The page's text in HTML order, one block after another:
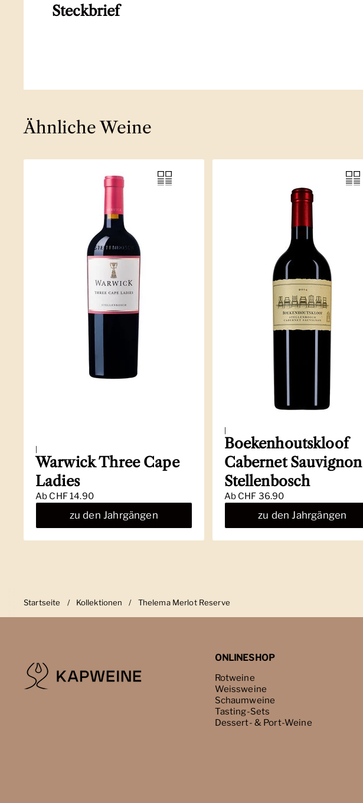
Steckbrief
Ähnliche Weine
Warwick Three Cape
Ladies
Ab CHF 14.90
zu den Jahrgängen
Boekenhoutskloof
Cabernet Sauvignon
Stellenbosch
Ab CHF 36.90
zu den Jahrgängen
Startseite / Kollektionen / Thelema Merlot Reserve
ONLINESHOP
Rotweine
Weissweine
Schaumweine
Tasting-Sets
Dessert- & Port-Weine